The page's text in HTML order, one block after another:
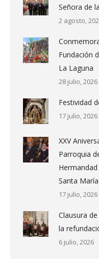
Señora de
2 agosto,
Fundación
La Laguna
28 julio, 2026
Festividad
17 julio, 2026
XXV
Parroquia
Santa
17 julio, 2026
Clausura
la
6 julio, 2026